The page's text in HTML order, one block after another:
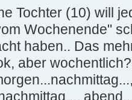
Tochter (10) will
Wochenende"
haben.. Das
aber